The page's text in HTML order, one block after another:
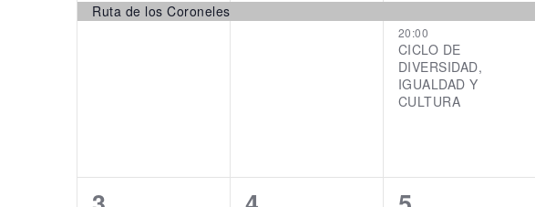
results.
Ruta de los Coroneles
20:00
CICLO DE
DIVERSIDAD,
IGUALDAD Y
CULTURA